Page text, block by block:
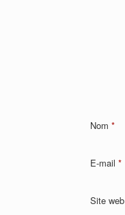
Nom *
E-mail *
Site web